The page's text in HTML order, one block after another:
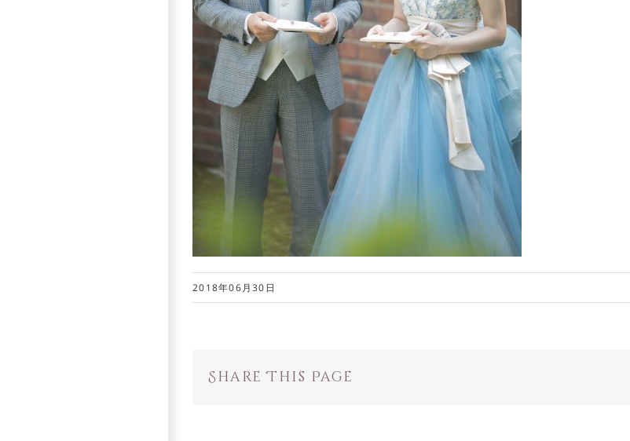
2018年06月30日
Share This Page